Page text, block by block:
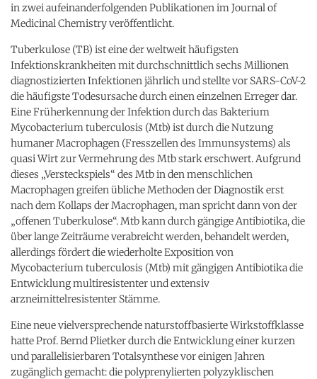
in zwei aufeinanderfolgenden Publikationen im Journal of
Medicinal Chemistry veröffentlicht.
Tuberkulose (TB) ist eine der weltweit häufigsten
Infektionskrankheiten mit durchschnittlich sechs Millionen
diagnostizierten Infektionen jährlich und stellte vor SARS-CoV-2
die häufigste Todesursache durch einen einzelnen Erreger dar.
Eine Früherkennung der Infektion durch das Bakterium
Mycobacterium tuberculosis (Mtb) ist durch die Nutzung
humaner Macrophagen (Fresszellen des Immunsystems) als
quasi Wirt zur Vermehrung des Mtb stark erschwert. Aufgrund
dieses „Versteckspiels“ des Mtb in den menschlichen
Macrophagen greifen übliche Methoden der Diagnostik erst
nach dem Kollaps der Macrophagen, man spricht dann von der
„offenen Tuberkulose“. Mtb kann durch gängige Antibiotika, die
über lange Zeiträume verabreicht werden, behandelt werden,
allerdings fördert die wiederholte Exposition von
Mycobacterium tuberculosis (Mtb) mit gängigen Antibiotika die
Entwicklung multiresistenter und extensiv
arzneimittelresistenter Stämme.
Eine neue vielversprechende naturstoffbasierte Wirkstoffklasse
hatte Prof. Bernd Plietker durch die Entwicklung einer kurzen
und parallelisierbaren Totalsynthese vor einigen Jahren
zugänglich gemacht: die polyprenylierten polyzyklischen